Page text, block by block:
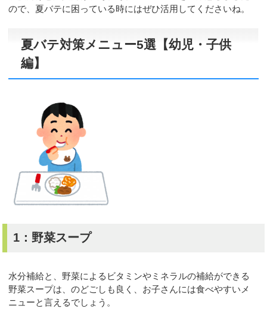
ので、夏バテに困っている時にはぜひ活用してくださいね。
夏バテ対策メニュー5選【幼児・子供
編】
1：野菜スープ
水分補給と、野菜によるビタミンやミネラルの補給ができる
野菜スープは、のどごしも良く、お子さんには食べやすいメ
ニューと言えるでしょう。